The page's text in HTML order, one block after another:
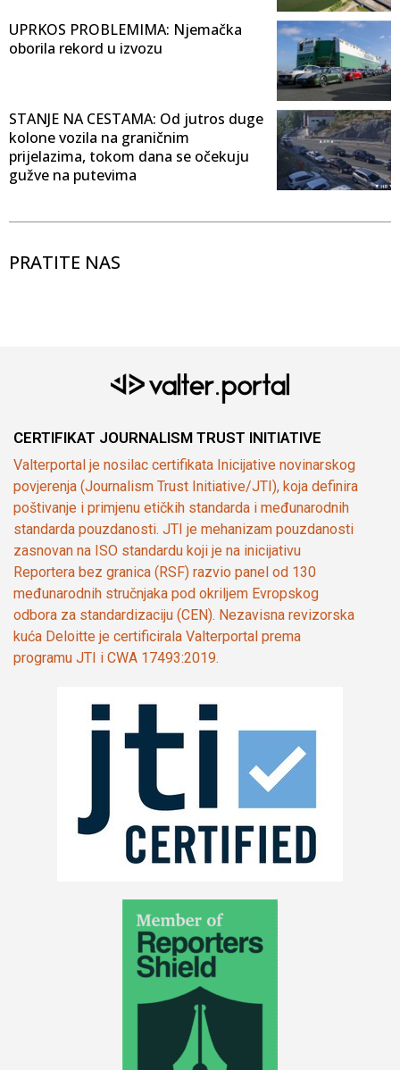
UPRKOS PROBLEMIMA: Njemačka
oborila rekord u izvozu
STANJE NA CESTAMA: Od jutros duge
kolone vozila na graničnim
prijelazima, tokom dana se očekuju
gužve na putevima
PRATITE NAS
CERTIFIKAT JOURNALISM TRUST INITIATIVE
Valterportal je nosilac certifikata Inicijative novinarskog
povjerenja (Journalism Trust Initiative/JTI), koja definira
poštivanje i primjenu etičkih standarda i međunarodnih
standarda pouzdanosti. JTI je mehanizam pouzdanosti
zasnovan na ISO standardu koji je na inicijativu
Reportera bez granica (RSF) razvio panel od 130
međunarodnih stručnjaka pod okriljem Evropskog
odbora za standardizaciju (CEN). Nezavisna revizorska
kuća Deloitte je certificirala Valterportal prema
programu JTI i CWA 17493:2019.